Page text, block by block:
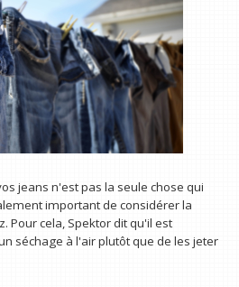
jeans n'est pas la seule chose qui
important de considérer la
Pour cela, Spektor dit qu'il est
séchage à l'air plutôt que de les jeter